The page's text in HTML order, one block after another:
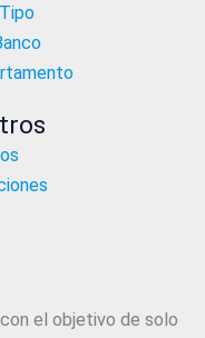
el objetivo de solo